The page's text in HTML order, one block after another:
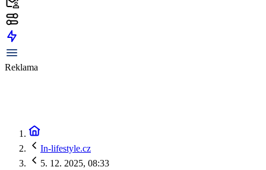
Reklama
In-lifestyle.cz
5. 12. 2025, 08:33